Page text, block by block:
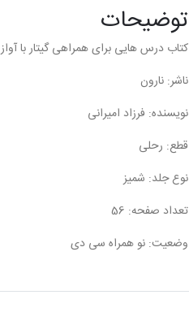
توضیحات
کتاب درس هایی برای همراهی گیتار با آواز
ناشر: نارون
نویسنده: فرزاد امیرانی
قطع: رحلی
نوع جلد: شمیز
تعداد صفحه: 56
وضعیت: نو همراه سی دی